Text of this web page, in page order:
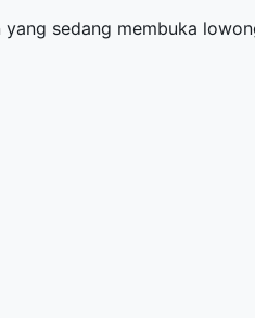
yang sedang membuka